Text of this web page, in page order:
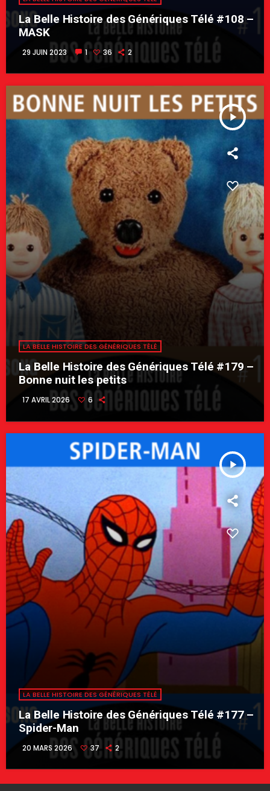
La Belle Histoire des Génériques Télé #108 –
MASK
29 JUIN 2023 1 36 2
play_arrow
LA BELLE HISTOIRE DES GÉNÉRIQUES TÉLÉ
La Belle Histoire des Génériques Télé #179 –
Bonne nuit les petits
17 AVRIL 2026 6
play_arrow
LA BELLE HISTOIRE DES GÉNÉRIQUES TÉLÉ
La Belle Histoire des Génériques Télé #177 –
Spider-Man
20 MARS 2026 37 2